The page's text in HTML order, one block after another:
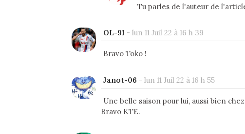
Tu parles de l'auteur de
OL-91 - lun 11 Juil 22 à 16 h 39
Bravo Toko !
Janot-06 - lun 11 Juil 22 à 16 h 55
Une belle saison pour lui, aussi bien
Bravo KTE.